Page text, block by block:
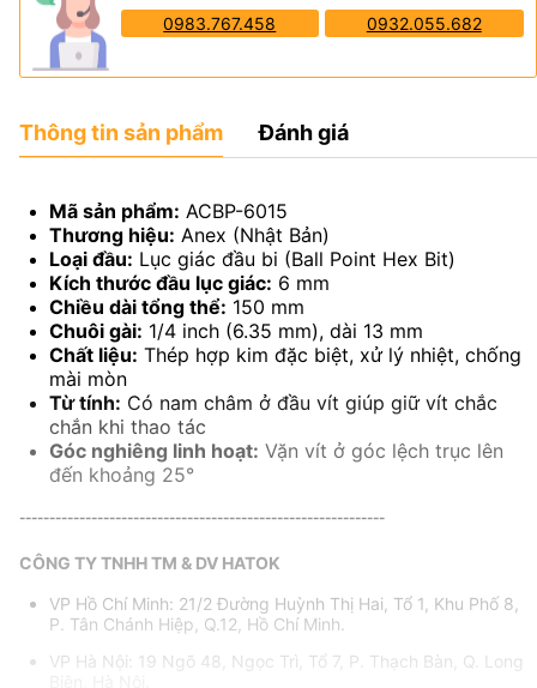
0983.767.458 0932.055.682
Thông tin sản phẩm Đánh giá
Mã sản phẩm: ACBP-6015
Thương hiệu: Anex (Nhật Bản)
Loại đầu: Lục giác đầu bi (Ball Point Hex Bit)
Kích thước đầu lục giác: 6 mm
Chiều dài tổng thể: 150 mm
Chuôi gài: 1/4 inch (6.35 mm), dài 13 mm
Chất liệu: Thép hợp kim đặc biệt, xử lý nhiệt, chống
mài mòn
Từ tính: Có nam châm ở đầu vít giúp giữ vít chắc
chắn khi thao tác
Góc nghiêng linh hoạt: Vặn vít ở góc lệch trục lên
đến khoảng 25°
-------------------------------------------------------------
CÔNG TY TNHH TM & DV HATOK
VP Hồ Chí Minh: 21/2 Đường Huỳnh Thị Hai, Tổ 1, Khu Phố 8,
P. Tân Chánh Hiệp, Q.12, Hồ Chí Minh.
VP Hà Nội: 19 Ngõ 48, Ngọc Trì, Tổ 7, P. Thạch Bàn, Q. Long